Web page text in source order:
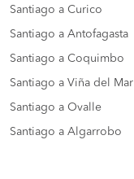
Santiago a Curico
Santiago a Antofagasta
Santiago a Coquimbo
Santiago a Viña del Mar
Santiago a Ovalle
Santiago a Algarrobo